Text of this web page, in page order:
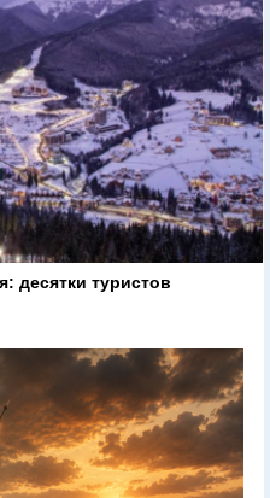
десятки туристов